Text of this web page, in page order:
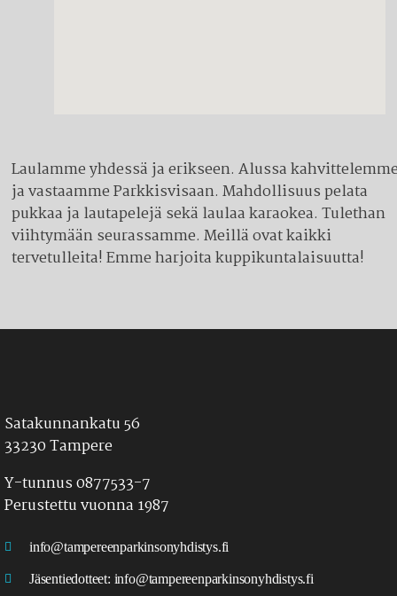
Laulamme yhdessä ja erikseen. Alussa
ja vastaamme Parkkisvisaan. Mahdollisuus pelata
pukkaa ja lautapelejä sekä laulaa karaokea. Tulethan
viihtymään seurassamme. Meillä ovat kaikki
tervetulleita! Emme harjoita kuppikuntalaisuutta!
Satakunnankatu 56
33230 Tampere
Y-tunnus 0877533-7
Perustettu vuonna 1987
info@tampereenparkinsonyhdistys.fi
Jäsentiedotteet: info@tampereenparkinsonyhdistys.fi